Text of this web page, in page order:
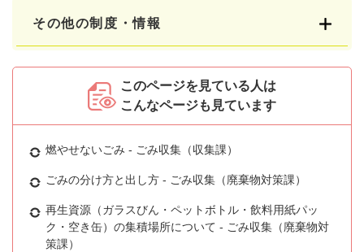
その他の制度・情報
このページを見ている人は
こんなページも見ています
燃やせないごみ - ごみ収集（収集課）
ごみの分け方と出し方 - ごみ収集（廃棄物対策課）
再生資源（ガラスびん・ペットボトル・飲料用紙パッ
ク・空き缶）の集積場所について - ごみ収集（廃棄物対
策課）